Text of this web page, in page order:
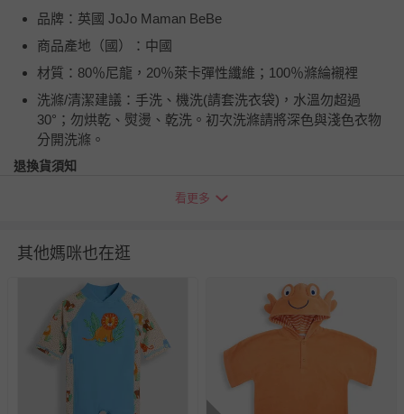
品牌：英國 JoJo Maman BeBe
商品產地（國）：中國
材質：80％尼龍，20％萊卡彈性纖維；100％滌綸襯裡
洗滌/清潔建議：手洗、機洗(請套洗衣袋)，水溫勿超過
30°；勿烘乾、熨燙、乾洗。初次洗滌請將深色與淺色衣物
分開洗滌。
退換貨須知
您所購買的商品享有7天的鑑賞期／猶豫期權益，但此期間
瑕疵退換貨所產生的運費，將由媽咪愛負責處理，若非瑕疵
退貨，您可至『查詢訂單』>『已出貨』中查詢該筆訂單，
並點選『我要退貨』即可進行申請。若有相關退貨問題，請
至媽咪愛
LINE@客服ID: @mamilove
我們將依序為您處理
看更多
其他媽咪也在逛